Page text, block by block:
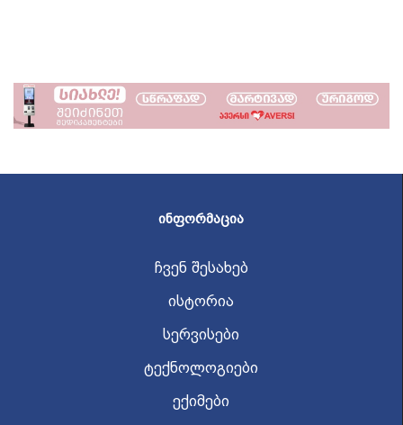
ᲘᲜᲤᲝᲠᲛᲐᲪᲘᲐ
ჩვენ შესახებ
ისტორია
სერვისები
ტექნოლოგიები
ექიმები